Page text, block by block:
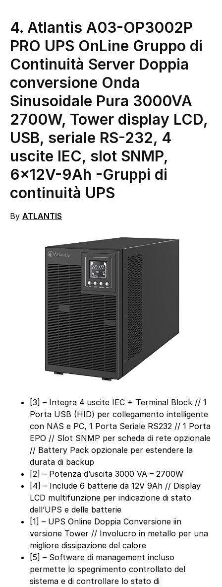
4. Atlantis A03-OP3002P
PRO UPS OnLine Gruppo di
Continuità Server Doppia
conversione Onda
Sinusoidale Pura 3000VA
2700W, Tower display LCD,
USB, seriale RS-232, 4
uscite IEC, slot SNMP,
6x12V-9Ah -Gruppi di
continuità UPS
By ATLANTIS
[3] – Integra 4 uscite IEC + Terminal Block // 1
Porta USB (HID) per collegamento intelligente
con NAS e PC, 1 Porta Seriale RS232 // 1 Porta
EPO // Slot SNMP per scheda di rete opzionale
// Battery Pack opzionale per estendere la
durata di backup
[2] – Potenza d’uscita 3000 VA – 2700W
[4] – Include 6 batterie da 12V 9Ah // Display
LCD multifunzione per indicazione di stato
dell’UPS e delle batterie
[1] – UPS Online Doppia Conversione iin
versione Tower // Involucro in metallo per una
migliore dissipazione del calore
[5] – Software di management incluso
permette lo spegnimento controllato del
sistema e di controllare lo stato di